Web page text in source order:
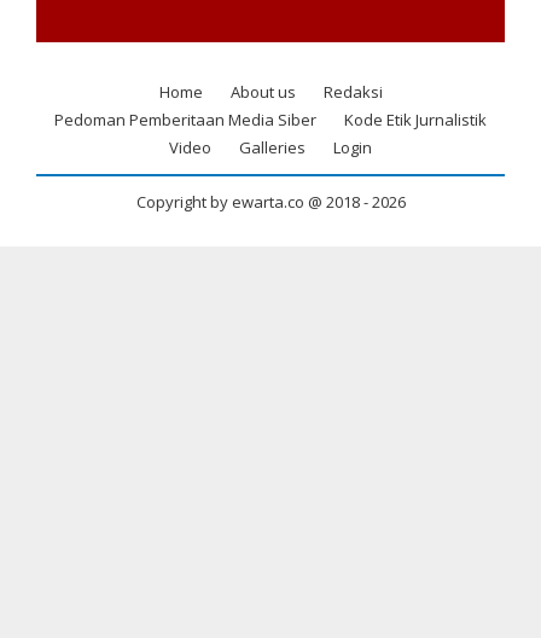
Footer
Home About us
Redaksi
Pedoman Pemberitaan Media Siber
Kode Etik Jurnalistik
Video
Galleries Login
Copyright by ewarta.co @ 2018 -2026